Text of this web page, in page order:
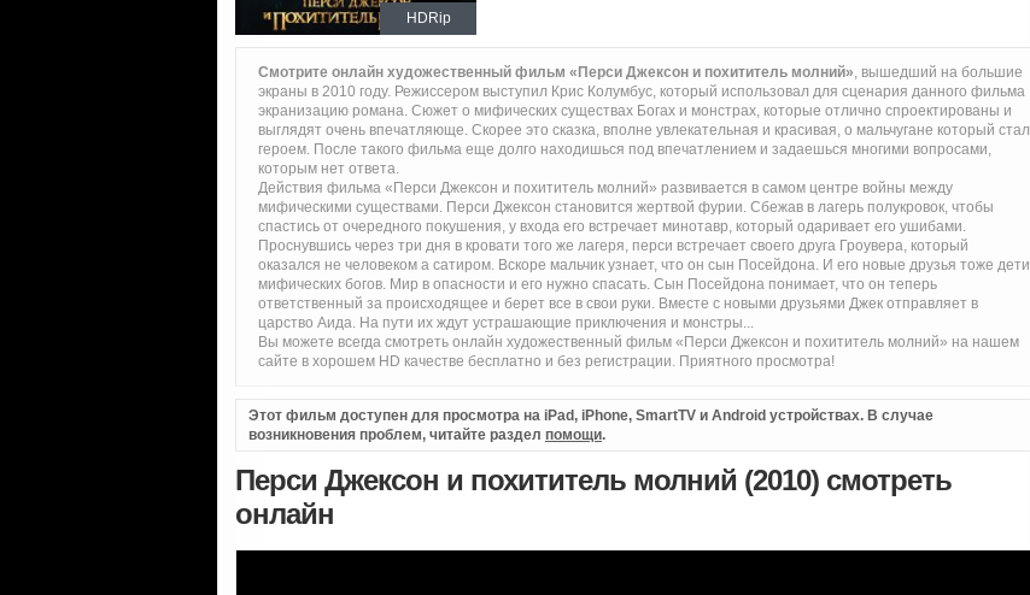
HDRip
Смотрите онлайн художественный фильм «Перси Джексон и похититель молний», вышедший на большие
экраны в 2010 году. Режиссером выступил Крис Колумбус, который использовал для сценария данного фильма
экранизацию романа. Сюжет о мифических существах Богах и монстрах, которые отлично спроектированы и
выглядят очень впечатляюще. Скорее это сказка, вполне увлекательная и красивая, о мальчугане который стал
героем. После такого фильма еще долго находишься под впечатлением и задаешься многими вопросами,
которым нет ответа.
Действия фильма «Перси Джексон и похититель молний» развивается в самом центре войны между
мифическими существами. Перси Джексон становится жертвой фурии. Сбежав в лагерь полукровок, чтобы
спастись от очередного покушения, у входа его встречает минотавр, который одаривает его ушибами.
Проснувшись через три дня в кровати того же лагеря, перси встречает своего друга Гроувера, который
оказался не человеком а сатиром. Вскоре мальчик узнает, что он сын Посейдона. И его новые друзья тоже дети
мифических богов. Мир в опасности и его нужно спасать. Сын Посейдона понимает, что он теперь
ответственный за происходящее и берет все в свои руки. Вместе с новыми друзьями Джек отправляет в
царство Аида. На пути их ждут устрашающие приключения и монстры...
Вы можете всегда смотреть онлайн художественный фильм «Перси Джексон и похититель молний» на нашем
сайте в хорошем HD качестве бесплатно и без регистрации. Приятного просмотра!
Этот фильм доступен для просмотра на iPad, iPhone, SmartTV и Android устройствах. В случае
возникновения проблем, читайте раздел помощи.
Перси Джексон и похититель молний (2010) смотреть
онлайн